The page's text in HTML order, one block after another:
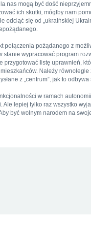
nas mogą być dość
ich skutki, mógłby nam
odciąć się od „ukraińskiej
połączenia pożądanego z
stanie wypracować program
przygotować listę uprawnień,
Należy równolegle
z „centrum”, jak to
w ramach
Ale lepiej tylko raz wszystko
być wolnym narodem na